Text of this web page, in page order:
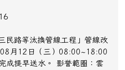
民路等汰換管線工程」管線改
月12日（三）08:00~18:00
成提早送水。 影誉範圈：雲